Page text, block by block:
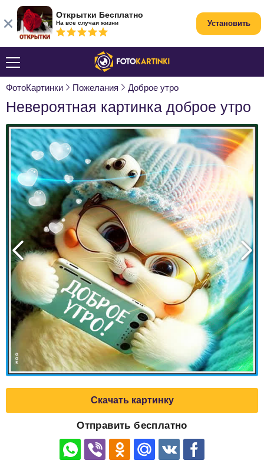
ФотоКартинки Пожелания Доброе утро
Невероятная картинка доброе утро
Скачать картинку
Отправить бесплатно
Открытки Бесплатно
На все случаи жизни Установить